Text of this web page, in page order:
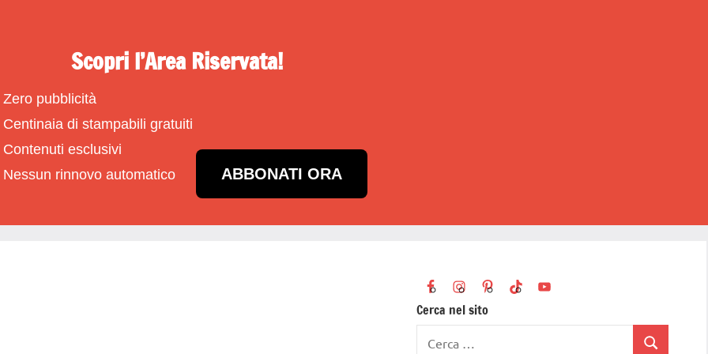
Scopri l’Area Riservata!
Zero pubblicità
Centinaia di stampabili gratuiti
Contenuti esclusivi
Nessun rinnovo automatico
ABBONATI ORA
Cerca nel sito